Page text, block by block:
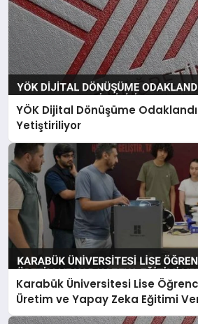
YÖK Dijital Dönüşüme
Yetiştiriliyor
Karabük Üniversitesi Lise
Üretim ve Yapay Zeka Eğitimi